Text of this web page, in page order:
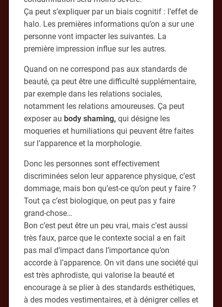
Ça peut s’expliquer par un biais cognitif : l’effet de
halo. Les premières informations qu’on a sur une
personne vont impacter les suivantes. La
première impression influe sur les autres.
Quand on ne correspond pas aux standards de
beauté, ça peut être une difficulté supplémentaire,
par exemple dans les relations sociales,
notamment les relations amoureuses. Ça peut
exposer au body shaming, qui désigne les
moqueries et humiliations qui peuvent être faites
sur l’apparence et la morphologie.
Donc les personnes sont effectivement
discriminées selon leur apparence physique, c’est
dommage, mais bon qu’est-ce qu’on peut y faire ?
Tout ça c’est biologique, on peut pas y faire
grand-chose…
Bon c’est peut être un peu vrai, mais c’est aussi
très faux, parce que le contexte social a en fait
pas mal d’impact dans l’importance qu’on
accorde à l’apparence. On vit dans une société qui
est très aphrodiste, qui valorise la beauté et
encourage à se plier à des standards esthétiques,
à des modes vestimentaires, et à dénigrer celles et